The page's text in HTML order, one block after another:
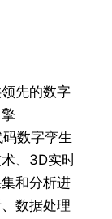
先的数字
数字孪生
、3D实时
和分析进
数据处理